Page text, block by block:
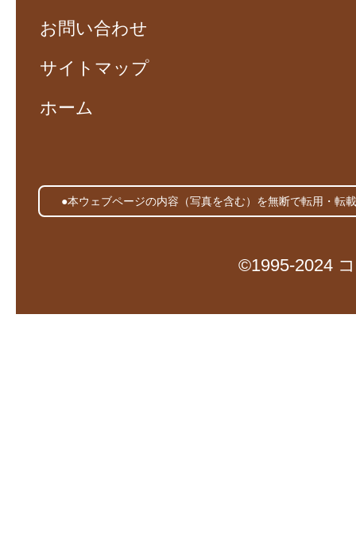
お問い合わせ
サイトマップ
ホーム
●本ウェブページの内容（写真を含む）を無断で転用・転
©1995-2024